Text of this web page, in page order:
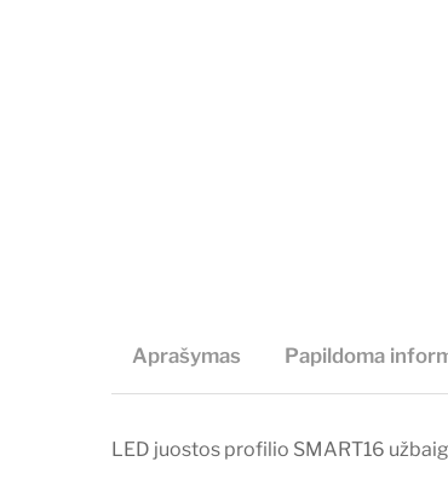
Aprašymas Papildoma
LED juostos profilio SMART16